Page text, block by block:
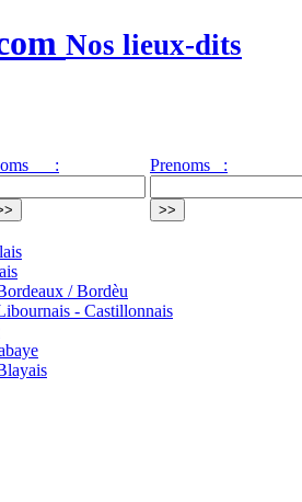
Nos lieux-dits
: Prenoms :
/ Bordèu
- Castillonnais